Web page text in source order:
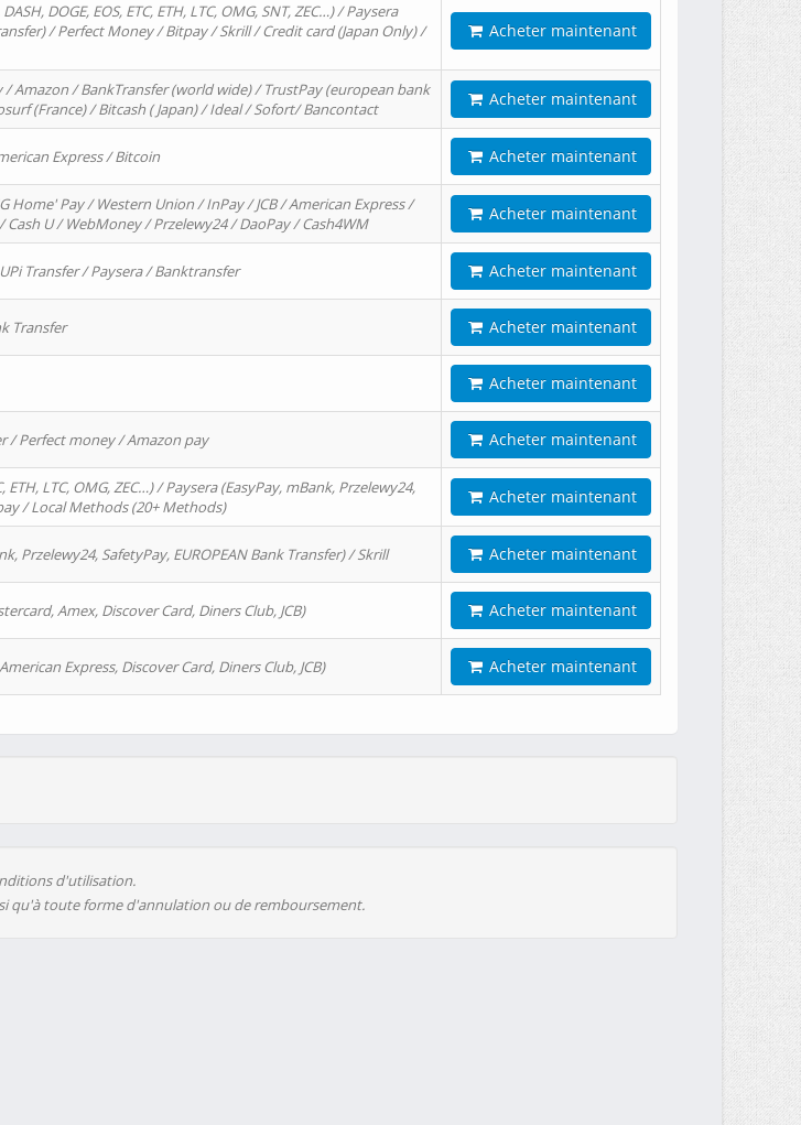
DOGE, EOS, ETC, ETH, LTC, OMG, SNT, ZEC…) / Paysera
/ Perfect Money / Bitpay / Skrill / Credit card (Japan Only) /
Acheter maintenant
Amazon / BankTransfer (world wide) / TrustPay (european bank
(France) / Bitcash ( Japan) / Ideal / Sofort/ Bancontact
Acheter maintenant
Express / Bitcoin Acheter maintenant
Pay / Western Union / InPay / JCB / American Express /
U / WebMoney / Przelewy24 / DaoPay / Cash4WM
Acheter maintenant
Transfer / Paysera / Banktransfer Acheter maintenant
Transfer Acheter maintenant
Acheter maintenant
/ Perfect money / Amazon pay Acheter maintenant
ETH, LTC, OMG, ZEC…) / Paysera (EasyPay, mBank, Przelewy24,
/ Local Methods (20+ Methods)
Acheter maintenant
Przelewy24, SafetyPay, EUROPEAN Bank Transfer) / Skrill Acheter maintenant
Amex, Discover Card, Diners Club, JCB) Acheter maintenant
Express, Discover Card, Diners Club, JCB) Acheter maintenant
d'utilisation.
qu'à toute forme d'annulation ou de remboursement.